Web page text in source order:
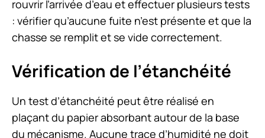
rouvrir l’arrivée d’eau et effectuer plusieurs tests
: vérifier qu’aucune fuite n’est présente et que la
chasse se remplit et se vide correctement.
Vérification de l’étanchéité
Un test d’étanchéité peut être réalisé en
plaçant du papier absorbant autour de la base
du mécanisme. Aucune trace d’humidité ne doit